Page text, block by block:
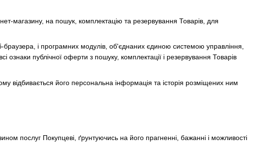
магазину, на пошук, комплектацію та резервування Товарів, для
браузера, і програмних модулів, об'єднаних єдиною системою управління,
всі ознаки публічної оферти з пошуку, комплектації і резервування Товарів
відбивається його персональна інформація та історія розміщених ним
послуг Покупцеві, ґрунтуючись на його прагненні, бажанні і можливості